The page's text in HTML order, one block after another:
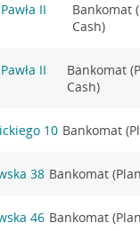
II
Bankomat
Cash)
II
Bankomat
Cash)
10 Bankomat
38 Bankomat
46 Bankomat